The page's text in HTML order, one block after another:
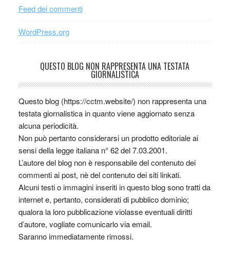
Feed dei commenti
WordPress.org
QUESTO BLOG NON RAPPRESENTA UNA TESTATA
GIORNALISTICA
Questo blog (https://cctm.website/) non rappresenta una
testata giornalistica in quanto viene aggiornato senza
alcuna periodicità.
Non può pertanto considerarsi un prodotto editoriale ai
sensi della legge italiana n° 62 del 7.03.2001.
L’autore del blog non è responsabile del contenuto dei
commenti ai post, nè del contenuto dei siti linkati.
Alcuni testi o immagini inseriti in questo blog sono tratti da
internet e, pertanto, considerati di pubblico dominio;
qualora la loro pubblicazione violasse eventuali diritti
d’autore, vogliate comunicarlo via email.
Saranno immediatamente rimossi.